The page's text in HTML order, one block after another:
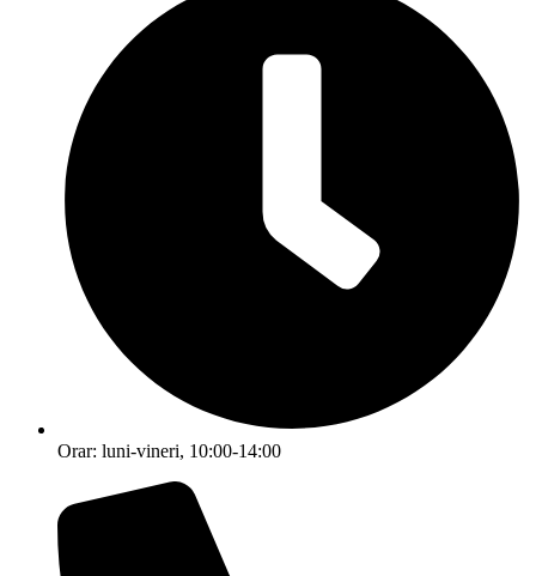
Orar: luni-vineri, 10:00-14:00